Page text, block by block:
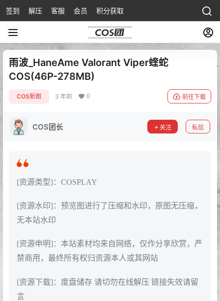
签到 解压 客服 会员 积分获取
雨波_HaneAme Valorant Viper蝰蛇
COS(46P-278MB)
COS新图 3 年前 0 前往下载
COS团长 关注 私信
[资源类型]：COSPLAY
[资源水印]：预览图进行了压缩和水印，原图无压缩，
无本站水印
[资源申明]：本站素材均来自网络，仅作分享欣赏，严
禁商用，最终所有权归资源本人或其网站
[资源下载]：度盘储存 请切勿在线解压 链接失效请留
言